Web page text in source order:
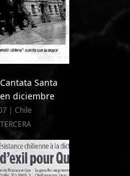
Santa
diciembre
| Chile